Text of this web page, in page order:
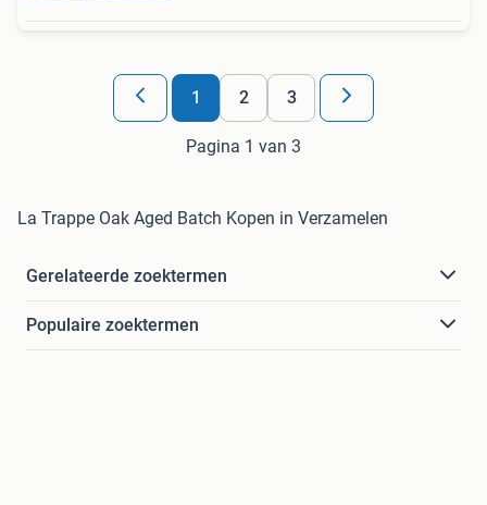
1 2 3
Pagina 1 van 3
La Trappe Oak Aged Batch Kopen in Verzamelen
Gerelateerde zoektermen
Populaire zoektermen